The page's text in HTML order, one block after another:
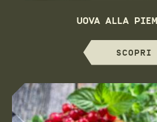
UOVA ALLA
SCOPRI